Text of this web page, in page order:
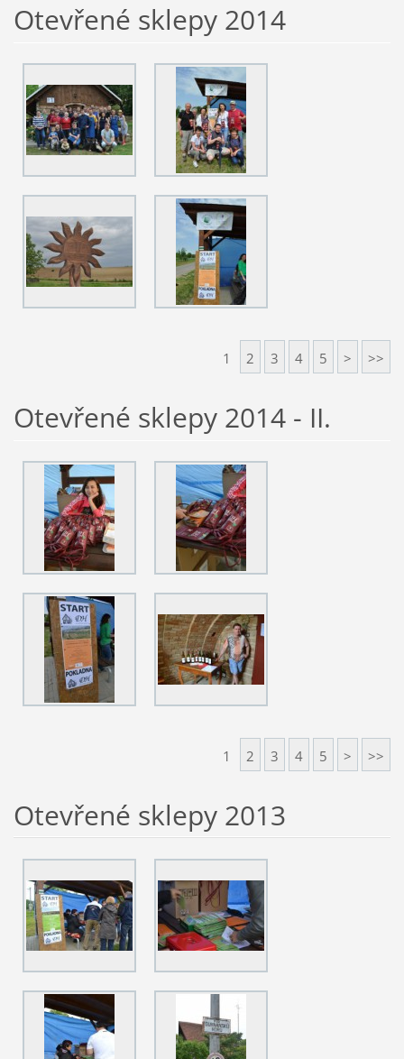
Otevřené sklepy 2014
1 2 3 4 5 > >>
Otevřené sklepy 2014 - II.
1 2 3 4 5 > >>
Otevřené sklepy 2013